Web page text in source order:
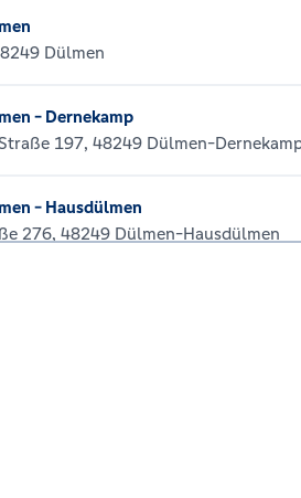
Dülmen
- Dernekamp
197, 48249 Dülmen-
- Hausdülmen
276, 48249 Dülmen-Hausdülmen